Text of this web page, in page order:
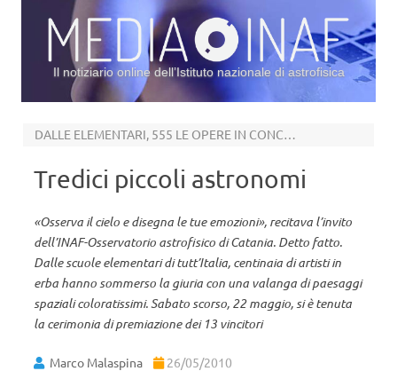
Il notiziario online dell’Istituto nazionale di astrofisica
DALLE ELEMENTARI, 555 LE OPERE IN CONCORSO
Tredici piccoli astronomi
«Osserva il cielo e disegna le tue emozioni», recitava l’invito
dell’INAF-Osservatorio astrofisico di Catania. Detto fatto.
Dalle scuole elementari di tutt’Italia, centinaia di artisti in
erba hanno sommerso la giuria con una valanga di paesaggi
spaziali coloratissimi. Sabato scorso, 22 maggio, si è tenuta
la cerimonia di premiazione dei 13 vincitori
Marco Malaspina 26/05/2010